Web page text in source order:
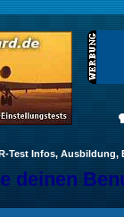
Test Infos,
deinen